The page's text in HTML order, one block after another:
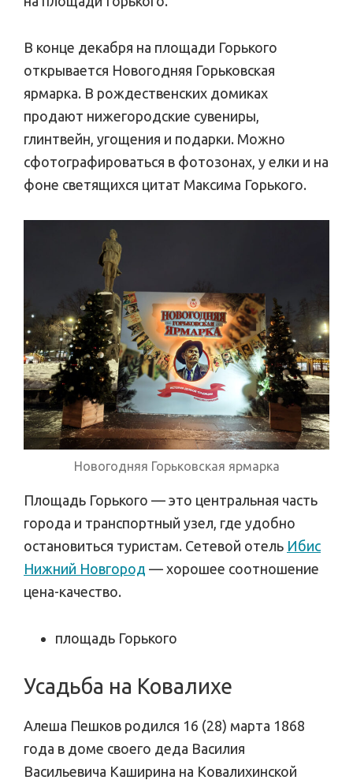
В конце декабря на площади Горького
открывается Новогодняя Горьковская
ярмарка. В рождественских домиках
продают нижегородские сувениры,
глинтвейн, угощения и подарки. Можно
сфотографироваться в фотозонах, у елки и на
фоне светящихся цитат Максима Горького.
Новогодняя Горьковская ярмарка
Площадь Горького — это центральная часть
города и транспортный узел, где удобно
остановиться туристам. Сетевой отель Ибис
Нижний Новгород — хорошее соотношение
цена-качество.
площадь Горького
Усадьба на Ковалихе
Алеша Пешков родился 16 (28) марта 1868
года в доме своего деда Василия
Васильевича Каширина на Ковалихинской